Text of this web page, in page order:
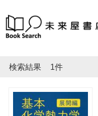
検索結果 1件